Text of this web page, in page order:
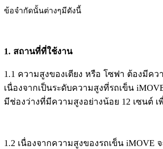
ข้อจำกัดนั้นต่างๆมีดังนี้
1. สถานที่ที่ใช้งาน
1.1 ความสูงของเตียง หรือ โซฟา ต้องมีค
เนื่องจากเป็นระดับความสูงที่รถเข็น
มีช่องว่างที่มีความสูงอย่างน้อย 12 เซนต์
1.2 เนื่องจากความสูงของรถเข็น